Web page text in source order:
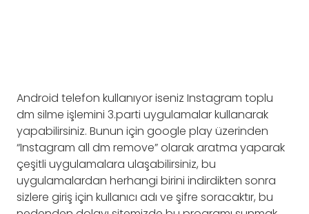
Android telefon kullanıyor iseniz Instagram toplu
dm silme işlemini 3.parti uygulamalar kullanarak
yapabilirsiniz. Bunun için google play üzerinden
“Instagram all dm remove” olarak aratma yaparak
çeşitli uygulamalara ulaşabilirsiniz, bu
uygulamalardan herhangi birini indirdikten sonra
sizlere giriş için kullanıcı adı ve şifre soracaktır, bu